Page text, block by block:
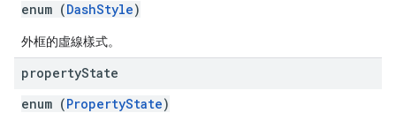
enum (DashStyle)
外框的虛線樣式。
propertyState
enum (PropertyState)